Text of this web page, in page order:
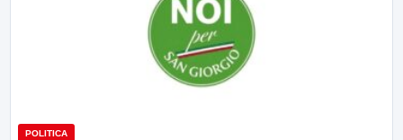
POLITICA